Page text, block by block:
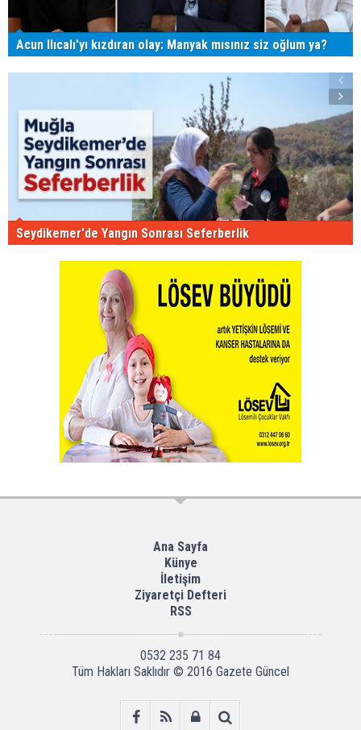
Acun Ilıcalı'yı kızdıran olay: Manyak mısınız siz oğlum ya?
Seydikemer'de Yangın Sonrası Seferberlik
Ana Sayfa
Künye
İletişim
Ziyaretçi Defteri
RSS
0532 235 71 84
Tüm Hakları Saklıdır © 2016 Gazete Güncel